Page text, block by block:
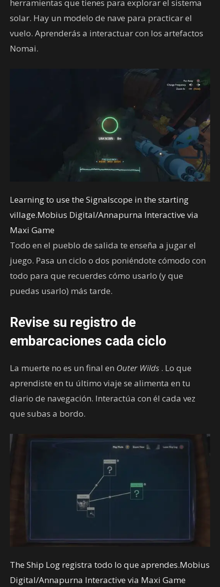
herramientas que tienes para explorar el sistema
solar. Hay un modelo de nave para practicar el
vuelo. Aprenderás a interactuar con los artefactos
Nomai.
Learning to use the Signalscope in the starting
village.Mobius Digital/Annapurna Interactive via
Maxi Game
Todo en el pueblo de salida te enseña a jugar el
juego. Pasa un ciclo o dos poniéndote cómodo con
todo para que recuerdes cómo usarlo (y que
puedas usarlo) más tarde.
Revise su registro de
embarcaciones cada ciclo
La muerte no es un final en Outer Wilds . Lo que
aprendiste en tu último viaje se alimenta en tu
diario de navegación. Interactúa con él cada vez
que subas a bordo.
The Ship Log registra todo lo que aprendes.Mobius
Digital/Annapurna Interactive via Maxi Game